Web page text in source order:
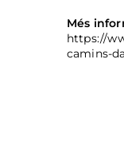
Més
https://
camins-